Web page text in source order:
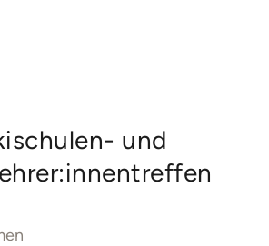
und